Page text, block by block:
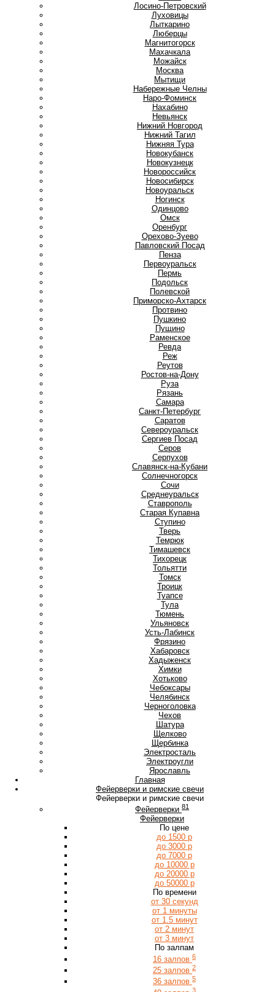
Лосино-Петровский
Луховицы
Лыткарино
Люберцы
Магнитогорск
Махачкала
Можайск
Москва
Мытищи
Набережные Челны
Наро-Фоминск
Нахабино
Невьянск
Нижний Новгород
Нижний Тагил
Нижняя Тура
Новокубанск
Новокузнецк
Новороссийск
Новосибирск
Новоуральск
Ногинск
Одинцово
Омск
Оренбург
Орехово-Зуево
Павловский Посад
Пенза
Первоуральск
Пермь
Подольск
Полевской
Приморско-Ахтарск
Протвино
Пушкино
Пущино
Раменское
Ревда
Реж
Реутов
Ростов-на-Дону
Руза
Рязань
Самара
Санкт-Петербург
Саратов
Североуральск
Сергиев Посад
Серов
Серпухов
Славянск-на-Кубани
Солнечногорск
Сочи
Среднеуральск
Ставрополь
Старая Купавна
Ступино
Тверь
Темрюк
Тимашевск
Тихорецк
Тольятти
Томск
Троицк
Туапсе
Тула
Тюмень
Ульяновск
Усть-Лабинск
Фрязино
Хабаровск
Хадыженск
Химки
Хотьково
Чебоксары
Челябинск
Черноголовка
Чехов
Шатура
Щелково
Щербинка
Электросталь
Электроугли
Ярославль
Главная
Фейерверки и римские свечи
Фейерверки и римские свечи
Фейерверки 81
Фейерверки
По цене
до 1500 р
до 3000 р
до 7000 р
до 10000 р
до 20000 р
до 50000 р
По времени
от 30 секунд
от 1 минуты
от 1.5 минут
от 2 минут
от 3 минут
По залпам
16 залпов 6
25 залпов 2
36 залпов 5
3